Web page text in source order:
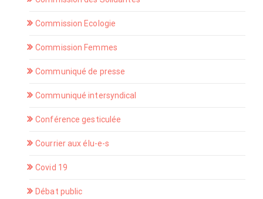
Commission Ecologie
Commission Femmes
Communiqué de presse
Communiqué intersyndical
Conférence gesticulée
Courrier aux élu-e-s
Covid 19
Débat public